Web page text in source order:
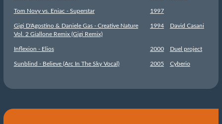
Tom Novy vs. Eniac - Superstar 1997
Gigi D'Agostino & Daniele Gas - Creative Nature
Vol. 2 Giallone Remix (Gigi Remix)
1994 David Casani
Inflexion - Elios 2000 Duel project
Sunblind - Believe (Arc In The Sky Vocal) 2005 Cyberio